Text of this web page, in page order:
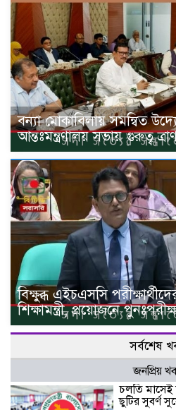
বন্যা মোকাবিলায় সমন্বিত
আন্তঃমন্ত্রণালয় সভায় গুরুত্ব
বিক্ষুব্ধ এইচএসসি
শিক্ষামন্ত্রী, প্রয়োজনে
সর্বশেষ
জনপ্রিয়
চলতি মাসেই
ছুটির সুবর্ণ